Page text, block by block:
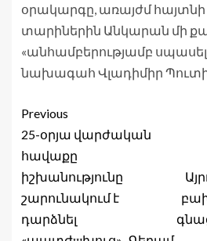
օրակարգը, առայժմ հայտնի
տարիներին Անկարան մի
«անհամբերությամբ
նախագահ Վլադիմիր
Previous
25-օրյա վարժական
հավաքը
իշխանությունը
շարունակում է
դարձնել